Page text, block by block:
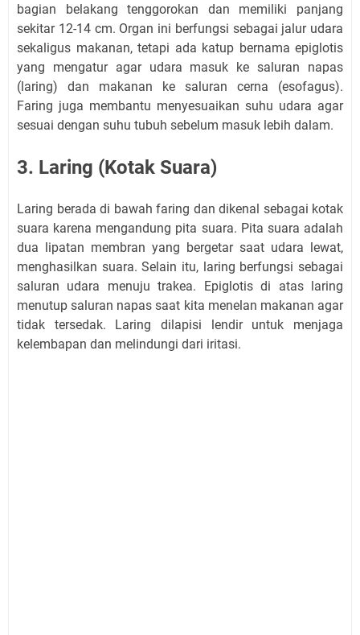
bagian belakang tenggorokan dan memiliki panjang
sekitar 12-14 cm. Organ ini berfungsi sebagai jalur udara
sekaligus makanan, tetapi ada katup bernama epiglotis
yang mengatur agar udara masuk ke saluran napas
(laring) dan makanan ke saluran cerna (esofagus).
Faring juga membantu menyesuaikan suhu udara agar
sesuai dengan suhu tubuh sebelum masuk lebih dalam.
3. Laring (Kotak Suara)
Laring berada di bawah faring dan dikenal sebagai kotak
suara karena mengandung pita suara. Pita suara adalah
dua lipatan membran yang bergetar saat udara lewat,
menghasilkan suara. Selain itu, laring berfungsi sebagai
saluran udara menuju trakea. Epiglotis di atas laring
menutup saluran napas saat kita menelan makanan agar
tidak tersedak. Laring dilapisi lendir untuk menjaga
kelembapan dan melindungi dari iritasi.